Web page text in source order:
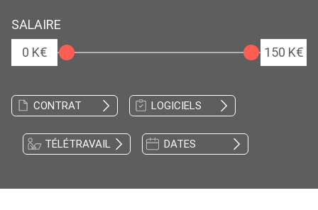
SALAIRE
0 K€
150 K€
CONTRAT LOGICIELS
TÉLÉTRAVAIL DATES